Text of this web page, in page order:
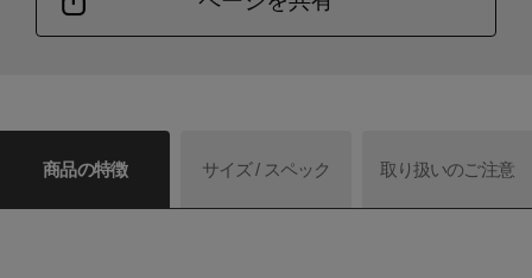
商品の特徴 サイズ / スペック 取り扱いのご注意